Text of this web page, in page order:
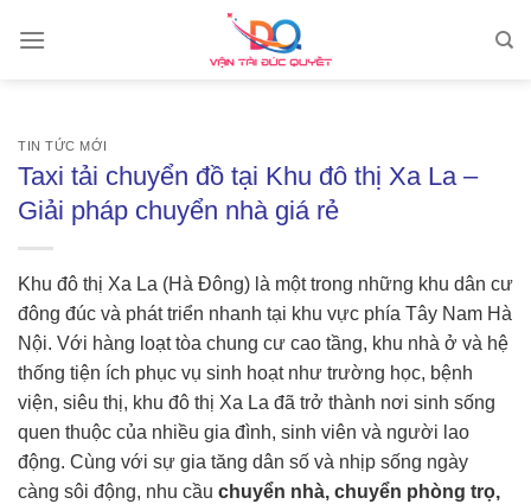
TIN TỨC MỚI
Taxi tải chuyển đồ tại Khu đô thị Xa La –
Giải pháp chuyển nhà giá rẻ
Khu đô thị Xa La (Hà Đông) là một trong những khu dân cư
đông đúc và phát triển nhanh tại khu vực phía Tây Nam Hà
Nội. Với hàng loạt tòa chung cư cao tầng, khu nhà ở và hệ
thống tiện ích phục vụ sinh hoạt như trường học, bệnh
viện, siêu thị, khu đô thị Xa La đã trở thành nơi sinh sống
quen thuộc của nhiều gia đình, sinh viên và người lao
động. Cùng với sự gia tăng dân số và nhịp sống ngày
càng sôi động, nhu cầu chuyển nhà, chuyển phòng trọ,